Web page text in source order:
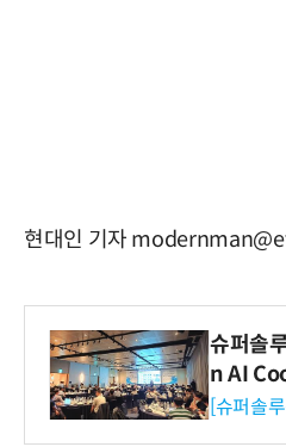
현대인 기자
슈퍼솔
n AI
리 성료
[슈퍼솔